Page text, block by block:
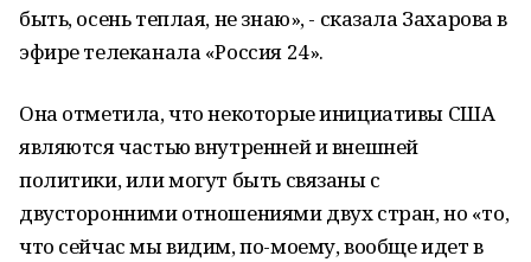
быть, осень теплая, не знаю», - сказала Захарова в
эфире телеканала «Россия 24».
Она отметила, что некоторые инициативы США
являются частью внутренней и внешней
политики, или могут быть связаны с
двусторонними отношениями двух стран, но «то,
что сейчас мы видим, по-моему, вообще идет в